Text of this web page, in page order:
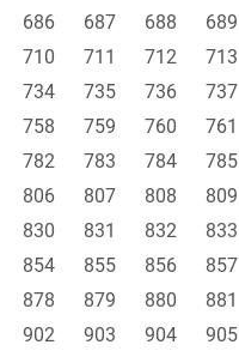
686 687 688 689
710 711 712 713
734 735 736 737
758 759 760 761
782 783 784 785
806 807 808 809
830 831 832 833
854 855 856 857
878 879 880 881
902 903 904 905